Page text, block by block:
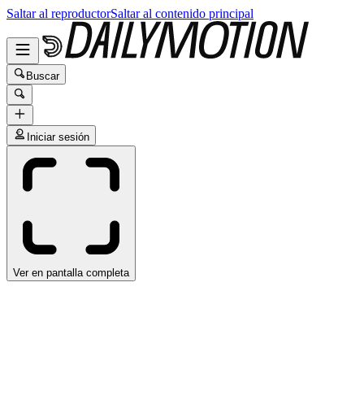
Saltar al reproductorSaltar al contenido principal
Buscar
Iniciar sesión
Ver en pantalla completa